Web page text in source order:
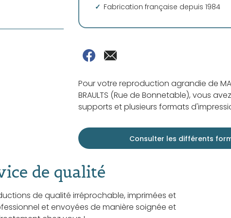
Fabrication française depuis 1984
Pour votre reproduction agrandie de
BRAULTS (Rue de Bonnetable), vous
supports et plusieurs formats
Consulter les différents
de qualité
de qualité irréprochable, imprimées et
et envoyées de manière soignée et